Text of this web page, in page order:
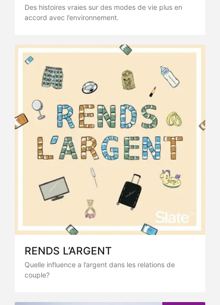
Des histoires vraies sur des modes de vie plus en
accord avec l’environnement.
RENDS L’ARGENT
Quelle influence a l’argent dans les relations de
couple?